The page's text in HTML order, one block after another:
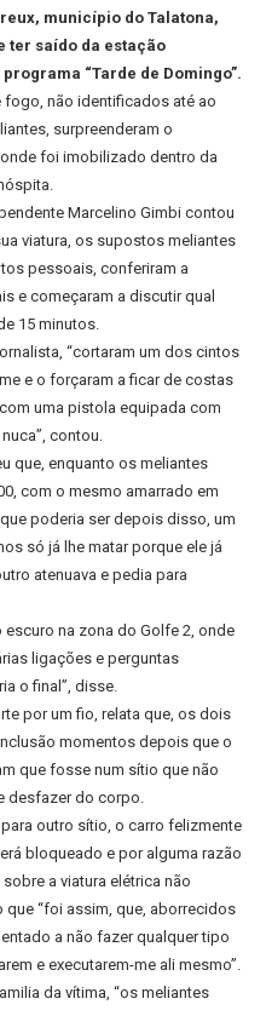
município do Talatona,
ter saído da estação
“Tarde de Domingo”.
fogo, não identificados até ao
surpreenderam o
foi imobilizado dentro da
Marcelino Gimbi contou
viatura, os supostos meliantes
pessoais, conferiram a
e começaram a discutir qual
15 minutos.
“cortaram um dos cintos
e o forçaram a ficar de costas
uma pistola equipada com
contou.
que, enquanto os meliantes
com o mesmo amarrado em
poderia ser depois disso, um
só já lhe matar porque ele já
atenuava e pedia para
escuro na zona do Golfe 2, onde
ligações e perguntas
o final”, disse.
por um fio, relata que, os dois
momentos depois que o
que fosse num sítio que não
desfazer do corpo.
outro sítio, o carro felizmente
bloqueado e por alguma razão
a viatura elétrica não
que “foi assim, que, aborrecidos
a não fazer qualquer tipo
e executarem-me ali mesmo”.
da vítima, “os meliantes